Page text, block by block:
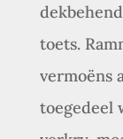
toets.
vermoëns
toegedeel